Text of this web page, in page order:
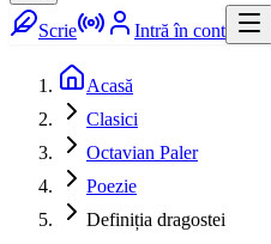
Scrie Intră în cont
Acasă
Clasici
Octavian Paler
Poezie
Definiția dragostei